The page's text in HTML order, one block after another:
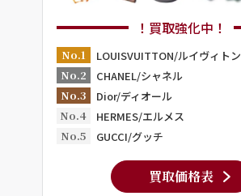
！買取強化中！
No.1
LOUISVUITTON/ルイヴィトン
No.2
CHANEL/シャネル
No.3
Dior/ディオール
No.4
HERMES/エルメス
No.5
GUCCI/グッチ
買取価格表